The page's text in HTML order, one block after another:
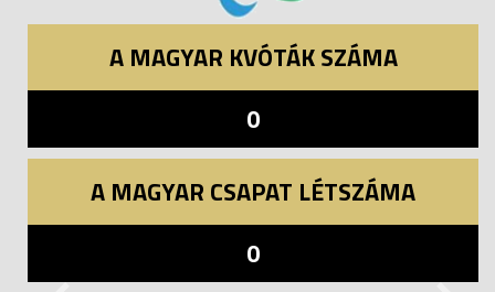
A MAGYAR KVÓTÁK SZÁMA
0
A MAGYAR CSAPAT LÉTSZÁMA
0